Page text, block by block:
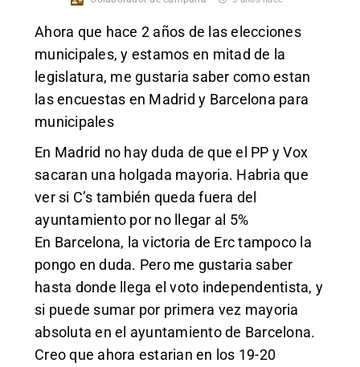
Ahora que hace 2 años de las elecciones
municipales, y estamos en mitad de la
legislatura, me gustaria saber como estan
las encuestas en Madrid y Barcelona para
municipales
En Madrid no hay duda de que el PP y Vox
sacaran una holgada mayoria. Habria que
ver si C’s también queda fuera del
ayuntamiento por no llegar al 5%
En Barcelona, la victoria de Erc tampoco la
pongo en duda. Pero me gustaria saber
hasta donde llega el voto independentista, y
si puede sumar por primera vez mayoria
absoluta en el ayuntamiento de Barcelona.
Creo que ahora estarian en los 19-20